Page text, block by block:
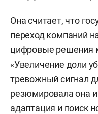
Она считает, что
переход компаний
цифровые решения
«Увеличение доли
тревожный сигнал
резюмировала она
адаптация и поиск